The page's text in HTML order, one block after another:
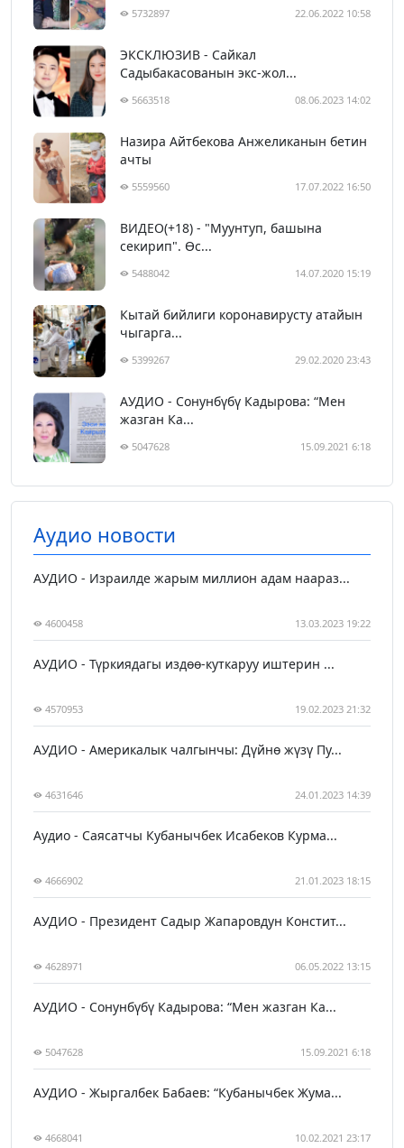
5732897 22.06.2022 10:58
ЭКСКЛЮЗИВ - Сайкал
Садыбакасованын экс-жол...
5663518 08.06.2023 14:02
Назира Айтбекова Анжеликанын бетин
ачты
5559560 17.07.2022 16:50
ВИДЕО(+18) - "Муунтуп, башына
секирип". Өс...
5488042 14.07.2020 15:19
Кытай бийлиги коронавирусту атайын
чыгарга...
5399267 29.02.2020 23:43
АУДИО - Сонунбүбү Кадырова: “Мен
жазган Ка...
5047628 15.09.2021 6:18
Аудио новости
АУДИО - Израилде жарым миллион адам наараз...
4600458 13.03.2023 19:22
АУДИО - Түркиядагы издөө-куткаруу иштерин ...
4570953 19.02.2023 21:32
АУДИО - Америкалык чалгынчы: Дүйнө жүзү Пу...
4631646 24.01.2023 14:39
Аудио - Саясатчы Кубанычбек Исабеков Курма...
4666902 21.01.2023 18:15
АУДИО - Президент Садыр Жапаровдун Констит...
4628971 06.05.2022 13:15
АУДИО - Сонунбүбү Кадырова: “Мен жазган Ка...
5047628 15.09.2021 6:18
АУДИО - Жыргалбек Бабаев: “Кубанычбек Жума...
4668041 10.02.2021 23:17